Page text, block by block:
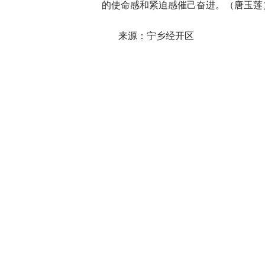
的使命感和紧迫感催己奋进。（唐玉莲
来源：宁乡经开区